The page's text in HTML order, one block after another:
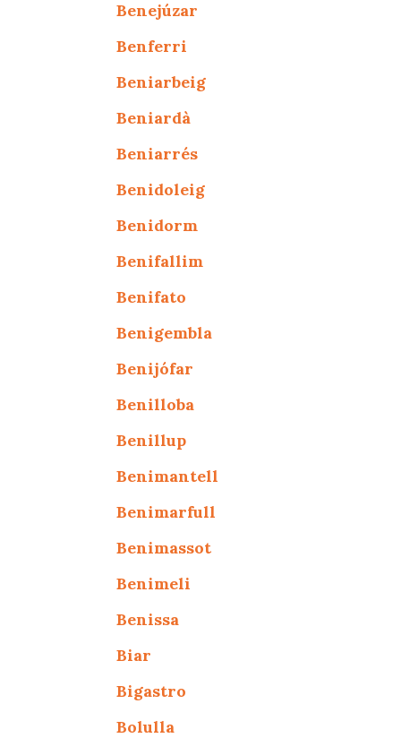
Benejúzar
Benferri
Beniarbeig
Beniardà
Beniarrés
Benidoleig
Benidorm
Benifallim
Benifato
Benigembla
Benijófar
Benilloba
Benillup
Benimantell
Benimarfull
Benimassot
Benimeli
Benissa
Biar
Bigastro
Bolulla